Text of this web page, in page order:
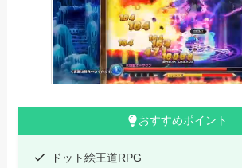
おすすめポイント
ドット絵王道RPG